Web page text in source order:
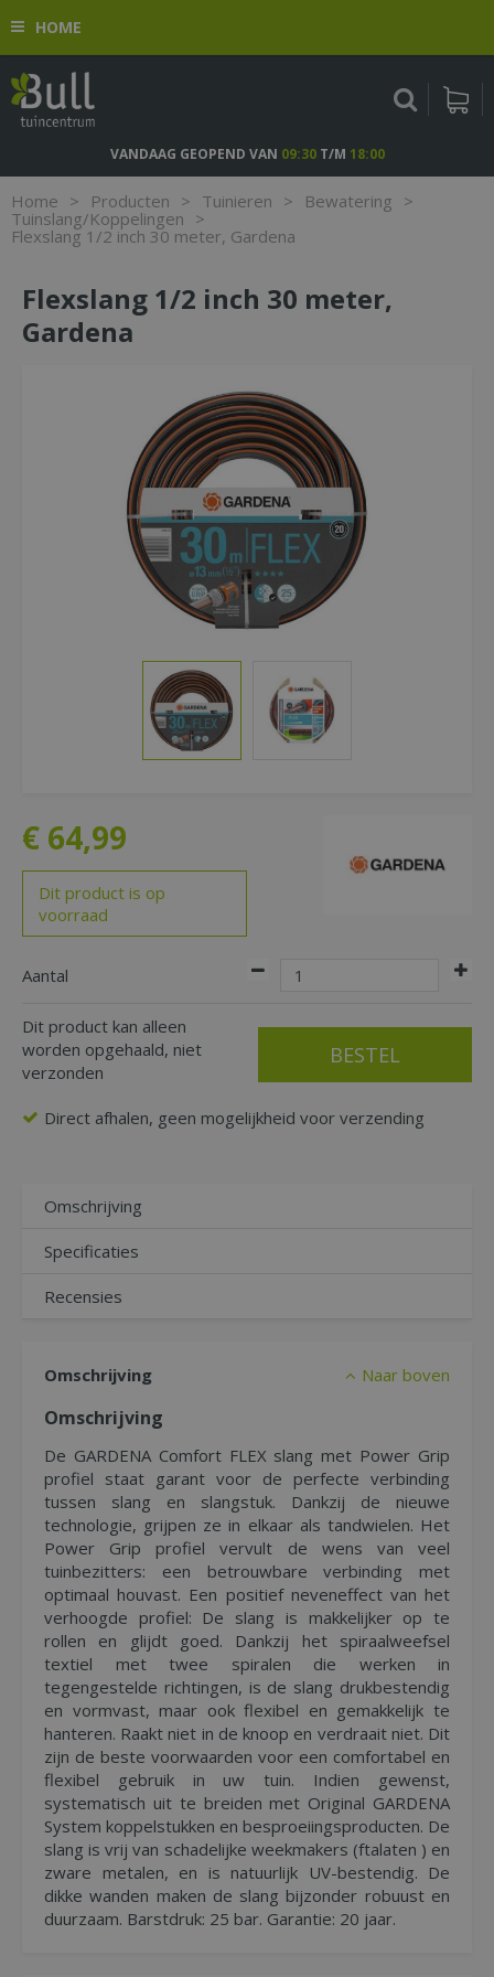
n
o
HOME
Home > Producten > Tuinieren > Bewatering >
Tuinslang/Koppelingen >
Flexslang 1/2 inch 30 meter, Gardena
VANDAAG GEOPEND VAN 09:30T/M 18:00
Flexslang 1/2 inch 30 meter,
Gardena
€ 64,99
Dit product is op
voorraad
Aantal
Dit product kan alleen
worden opgehaald, niet
verzonden
Direct afhalen, geen mogelijkheid voor verzending
Omschrijving
Specificaties
Recensies
Omschrijving Naar boven
Omschrijving
De GARDENA Comfort FLEX slang met Power Grip
profiel staat garant voor de perfecte verbinding
tussen slang en slangstuk. Dankzij de nieuwe
technologie, grijpen ze in elkaar als tandwielen. Het
Power Grip profiel vervult de wens van veel
tuinbezitters: een betrouwbare verbinding met
optimaal houvast. Een positief neveneffect van het
verhoogde profiel: De slang is makkelijker op te
rollen en glijdt goed. Dankzij het spiraalweefsel
textiel met twee spiralen die werken in
tegengestelde richtingen, is de slang drukbestendig
en vormvast, maar ook flexibel en gemakkelijk te
hanteren. Raakt niet in de knoop en verdraait niet. Dit
zijn de beste voorwaarden voor een comfortabel en
flexibel gebruik in uw tuin. Indien gewenst,
systematisch uit te breiden met Original GARDENA
System koppelstukken en besproeiingsproducten. De
slang is vrij van schadelijke weekmakers (ftalaten ) en
zware metalen, en is natuurlijk UV-bestendig. De
dikke wanden maken de slang bijzonder robuust en
duurzaam. Barstdruk: 25 bar. Garantie: 20 jaar.